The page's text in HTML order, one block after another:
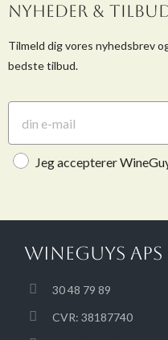
NYHEDER &
Tilmeld dig vores nyhedsbrev
bedste tilbud.
Jeg accepterer
WINEGUYS APS
30 48 79 89
CVR: 38187740